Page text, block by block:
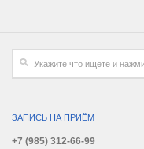
ЗАПИСЬ НА ПРИЁМ
+7 (985) 312-66-99